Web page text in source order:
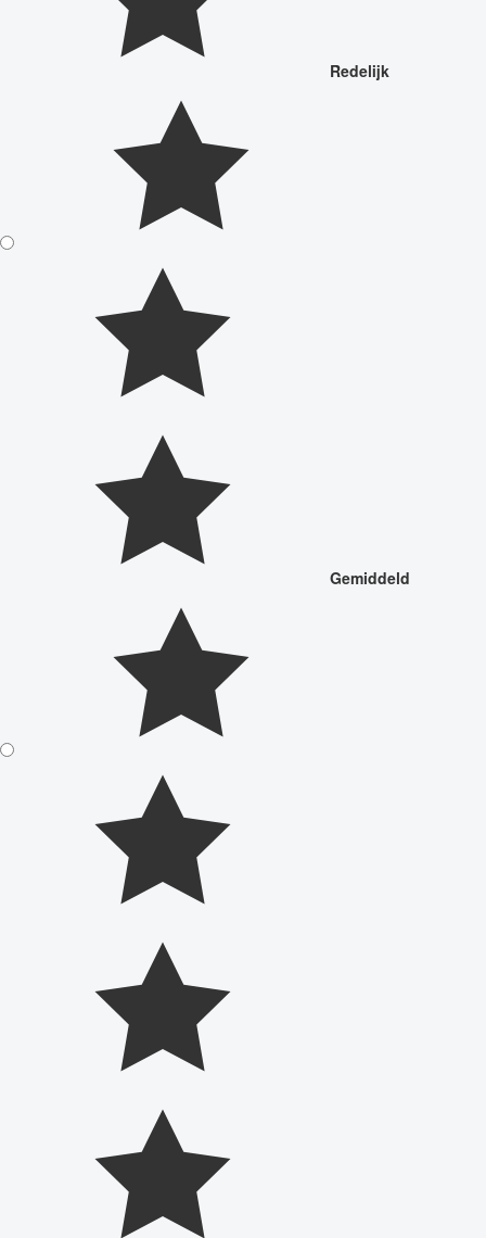
Redelijk
Gemiddeld